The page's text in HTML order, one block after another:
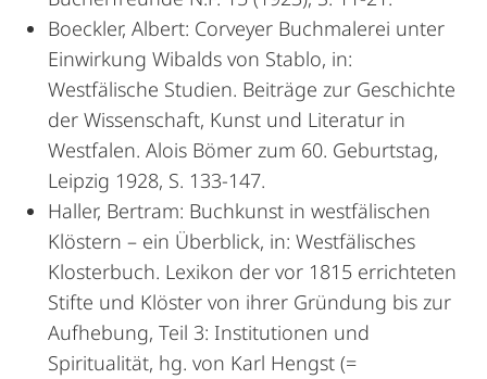
Boeckler, Albert: Corveyer Buchmalerei unter
Einwirkung Wibalds von Stablo, in:
Westfälische Studien. Beiträge zur Geschichte
der Wissenschaft, Kunst und Literatur in
Westfalen. Alois Bömer zum 60. Geburtstag,
Leipzig 1928, S. 133-147.
Haller, Bertram: Buchkunst in westfälischen
Klöstern – ein Überblick, in: Westfälisches
Klosterbuch. Lexikon der vor 1815 errichteten
Stifte und Klöster von ihrer Gründung bis zur
Aufhebung, Teil 3: Institutionen und
Spiritualität, hg. von Karl Hengst (=